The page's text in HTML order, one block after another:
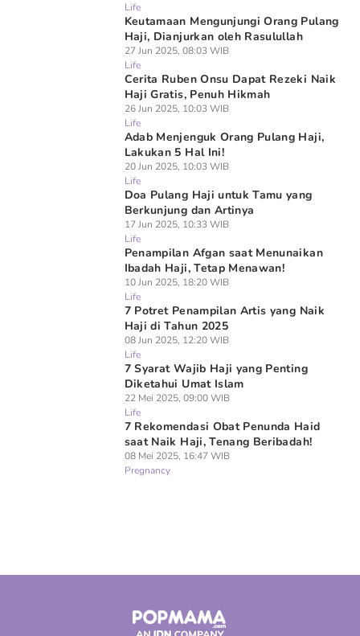
Life
Keutamaan Mengunjungi Orang Pulang
Haji, Dianjurkan oleh Rasulullah
27 Jun 2025, 08:03 WIB
Life
Cerita Ruben Onsu Dapat Rezeki Naik
Haji Gratis, Penuh Hikmah
26 Jun 2025, 10:03 WIB
Life
Adab Menjenguk Orang Pulang Haji,
Lakukan 5 Hal Ini!
20 Jun 2025, 10:03 WIB
Life
Doa Pulang Haji untuk Tamu yang
Berkunjung dan Artinya
17 Jun 2025, 10:33 WIB
Life
Penampilan Afgan saat Menunaikan
Ibadah Haji, Tetap Menawan!
10 Jun 2025, 18:20 WIB
Life
7 Potret Penampilan Artis yang Naik
Haji di Tahun 2025
08 Jun 2025, 12:20 WIB
Life
7 Syarat Wajib Haji yang Penting
Diketahui Umat Islam
22 Mei 2025, 09:00 WIB
Life
7 Rekomendasi Obat Penunda Haid
saat Naik Haji, Tenang Beribadah!
08 Mei 2025, 16:47 WIB
Pregnancy